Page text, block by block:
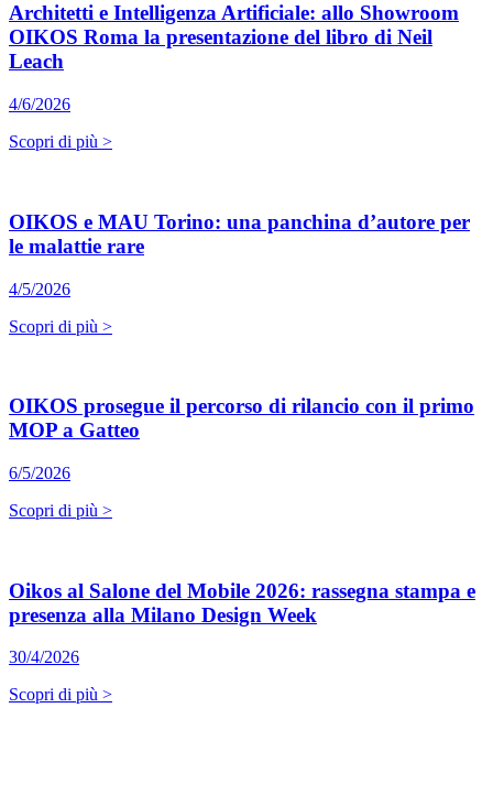
Architetti e Intelligenza Artificiale: allo Showroom
OIKOS Roma la presentazione del libro di Neil
Leach
4/6/2026
Scopri di più >
OIKOS e MAU Torino: una panchina d’autore per
le malattie rare
4/5/2026
Scopri di più >
OIKOS prosegue il percorso di rilancio con il primo
MOP a Gatteo
6/5/2026
Scopri di più >
Oikos al Salone del Mobile 2026: rassegna stampa e
presenza alla Milano Design Week
30/4/2026
Scopri di più >